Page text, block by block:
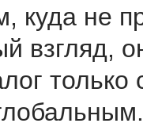
куда не
взгляд,